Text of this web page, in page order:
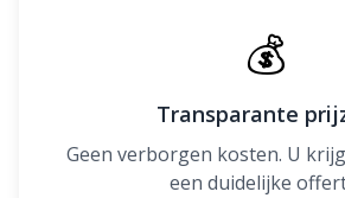
💰
Transparante
Geen verborgen kosten. U
een duidelijke